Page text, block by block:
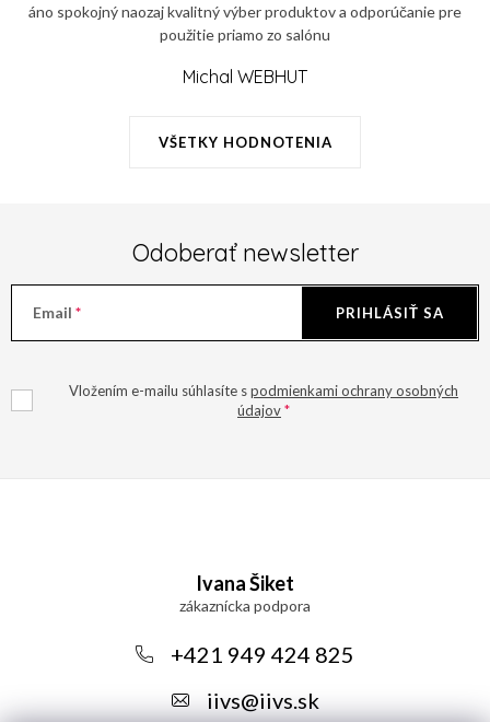
VŠETKY HODNOTENIA
áno spokojný naozaj kvalitný výber produktov a odporúčanie pre
použitie priamo zo salónu
Michal WEBHUT
Odoberať newsletter
Email
Vložením e-mailu súhlasíte spodmienkami ochrany osobných
údajov
PRIHLÁSIŤ SA
Ivana Šiket
+421 949 424 825
iivs@iivs.sk